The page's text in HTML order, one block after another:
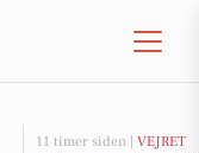
11 timer siden | VEJRET